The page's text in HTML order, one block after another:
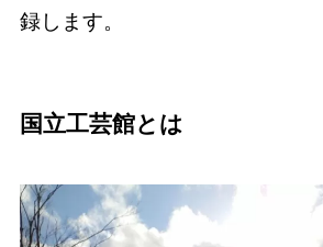
録します。
国立工芸館とは